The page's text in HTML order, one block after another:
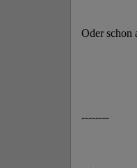
Oder schon
--------